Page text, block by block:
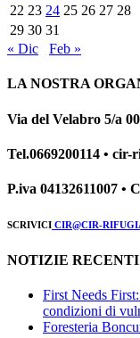
22 23 24 25 26 27 28
29 30 31
« Dic
Feb »
LA NOSTRA
Via del Velabro 5/a
Tel.0669200114 •
P.iva 04132611007 •
SCRIVICI CIR@CIR-
NOTIZIE RECENTI
First Needs
condizioni di
Foresteria